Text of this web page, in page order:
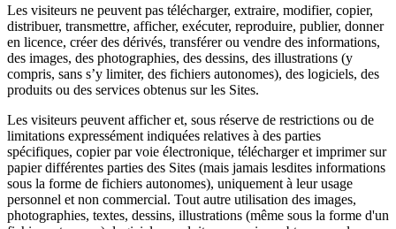
Les visiteurs ne peuvent pas télécharger, extraire, modifier, copier,
distribuer, transmettre, afficher, exécuter, reproduire, publier, donner
en licence, créer des dérivés, transférer ou vendre des informations,
des images, des photographies, des dessins, des illustrations (y
compris, sans s’y limiter, des fichiers autonomes), des logiciels, des
produits ou des services obtenus sur les Sites.
Les visiteurs peuvent afficher et, sous réserve de restrictions ou de
limitations expressément indiquées relatives à des parties
spécifiques, copier par voie électronique, télécharger et imprimer sur
papier différentes parties des Sites (mais jamais lesdites informations
sous la forme de fichiers autonomes), uniquement à leur usage
personnel et non commercial. Tout autre utilisation des images,
photographies, textes, dessins, illustrations (même sous la forme d'un